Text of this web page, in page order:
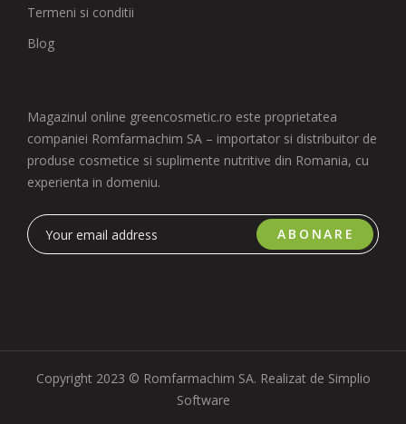
Termeni si conditii
Blog
Magazinul online greencosmetic.ro este proprietatea
companiei Romfarmachim SA – importator si distribuitor de
produse cosmetice si suplimente nutritive din Romania, cu
experienta in domeniu.
ABONARE
Copyright 2023 © Romfarmachim SA. Realizat de Simplio
Software